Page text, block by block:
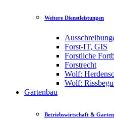
Weitere Dienstleistungen
Forst-IT, GIS
Forstliche
Forstrecht
Wolf:
Wolf:
Gartenbau
Betriebswirtschaft &